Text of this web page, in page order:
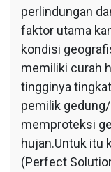
perlindungan
faktor utama
kondisi
memiliki curah
tingginya
pemilik
memproteksi
hujan.Untuk itu
(Perfect